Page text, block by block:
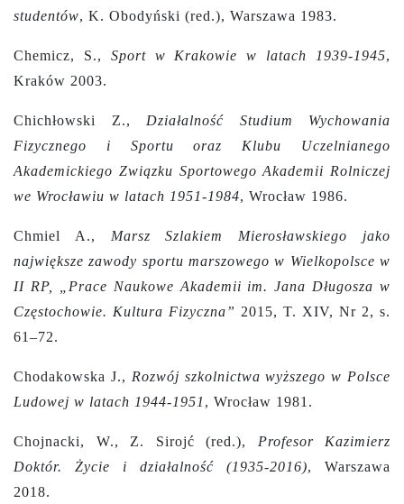
studentów, K. Obodyński (red.), Warszawa 1983.
Chemicz, S., Sport w Krakowie w latach 1939-1945,
Kraków 2003.
Chichłowski Z., Działalność Studium Wychowania
Fizycznego i Sportu oraz Klubu Uczelnianego
Akademickiego Związku Sportowego Akademii Rolniczej
we Wrocławiu w latach 1951-1984, Wrocław 1986.
Chmiel A., Marsz Szlakiem Mierosławskiego jako
największe zawody sportu marszowego w Wielkopolsce w
II RP, „Prace Naukowe Akademii im. Jana Długosza w
Częstochowie. Kultura Fizyczna” 2015, T. XIV, Nr 2, s.
61–72.
Chodakowska J., Rozwój szkolnictwa wyższego w Polsce
Ludowej w latach 1944-1951 , Wrocław 1981.
Chojnacki, W., Z. Sirojć (red.), Profesor Kazimierz
Doktór. Życie i działalność (1935-2016), Warszawa
2018.